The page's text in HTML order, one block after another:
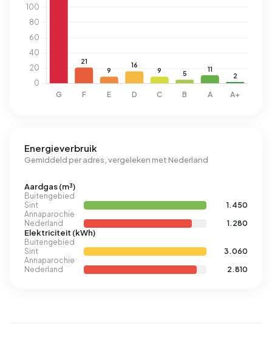
Energieverbruik
Gemiddeld per adres, vergeleken met Nederland
Aardgas (m³)
Buitengebied
Sint
Annaparochie
1.450
Nederland
1.280
Elektriciteit (kWh)
Buitengebied
Sint
Annaparochie
3.060
Nederland
2.810